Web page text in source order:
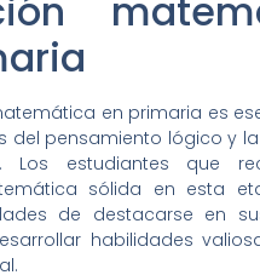
en primaria es
del pensamiento lógico y
Los estudiantes que
sólida en esta
de destacarse en
habilidades